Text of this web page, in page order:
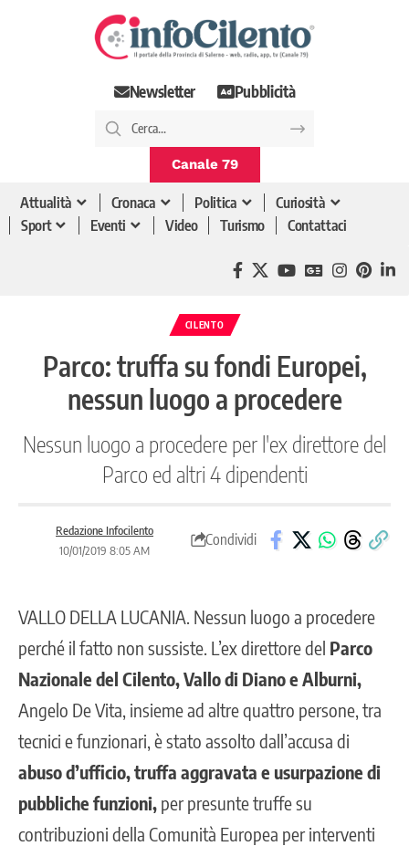
Newsletter Pubblicità
Canale 79
Attualità Cronaca Politica
Curiosità
Sport
Eventi Video Turismo Contattaci
CILENTO
Parco: truffa su fondi Europei,
nessun luogo a procedere
Nessun luogo a procedere per l'ex direttore del
Parco ed altri 4 dipendenti
Redazione Infocilento
10/01/2019 8:05 AM
Condividi
VALLO DELLA LUCANIA . Nessun luogo a procedere
perché il fatto non sussiste. L’ex direttore del Parco
Nazionale del Cilento, Vallo di Diano e Alburni,
Angelo De Vita, insieme ad altre quattro persone, tra
tecnici e funzionari, è stato assolto dall’accusa di
abuso d’ufficio, truffa aggravata e usurpazione di
pubbliche funzioni, per presunte truffe su
contribuzioni della Comunità Europea per interventi